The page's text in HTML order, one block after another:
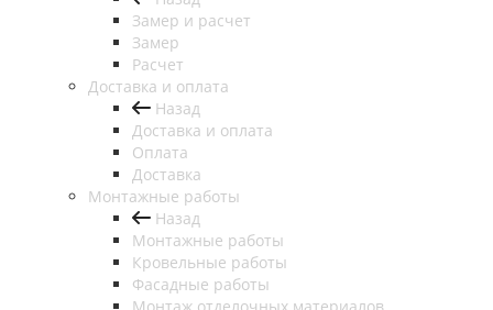
Замер и расчет
Замер
Расчет
Доставка и оплата
Назад
Доставка и оплата
Оплата
Доставка
Монтажные работы
Назад
Монтажные работы
Кровельные работы
Фасадные работы
Монтаж отделочных материалов